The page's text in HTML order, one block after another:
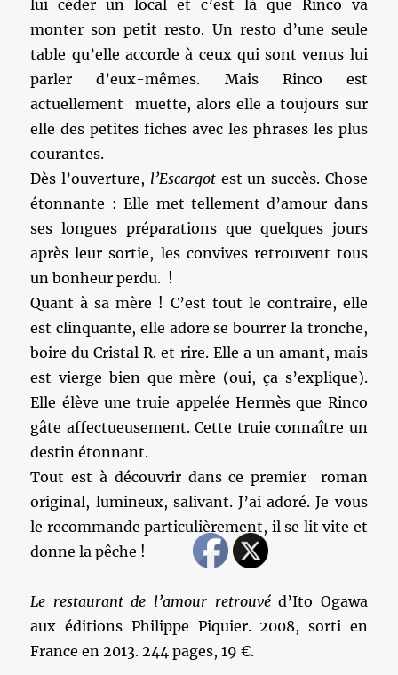
lui céder un local et c’est là que Rinco va
monter son petit resto. Un resto d’une seule
table qu’elle accorde à ceux qui sont venus lui
parler d’eux-mêmes. Mais Rinco est
actuellement muette, alors elle a toujours sur
elle des petites fiches avec les phrases les plus
courantes.
Dès l’ouverture, l’Escargotest un succès. Chose
étonnante : Elle met tellement d’amour dans
ses longues préparations que quelques jours
après leur sortie, les convives retrouvent tous
un bonheur perdu. !
Quant à sa mère ! C’est tout le contraire, elle
est clinquante, elle adore se bourrer la tronche,
boire du Cristal R. et rire. Elle a un amant, mais
est vierge bien que mère (oui, ça s’explique).
Elle élève une truie appelée Hermès que Rinco
gâte affectueusement. Cette truie connaître un
destin étonnant.
Tout est à découvrir dans ce premier roman
original, lumineux, salivant. J’ai adoré. Je vous
le recommande particulièrement, il se lit vite et
donne la pêche !
Le restaurant de l’amour retrouvéd’Ito Ogawa
aux éditions Philippe Piquier. 2008, sorti en
France en 2013. 244 pages, 19 €.